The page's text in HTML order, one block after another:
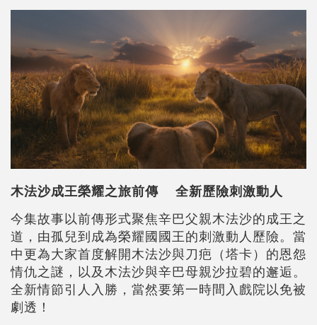
木法沙成王榮耀之旅前傳 全新歷險刺激動人
今集故事以前傳形式聚焦辛巴父親木法沙的成王之
道，由孤兒到成為榮耀國國王的刺激動人歷險。當
中更為大家首度解開木法沙與刀疤（塔卡）的恩怨
情仇之謎，以及木法沙與辛巴母親沙拉碧的邂逅。
全新情節引人入勝，當然要第一時間入戲院以免被
劇透！